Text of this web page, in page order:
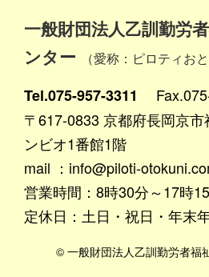
一般財団法人乙訓勤労
ンター
（愛称：ピロティおと
Tel.075-957-3311
〒617-0833 京都府長岡京
ンビオ1番館1階
mail ：info@piloti-
営業時間：8時30分～17時
定休日：土日・祝日・年末
© 一般財団法人乙訓勤労者福